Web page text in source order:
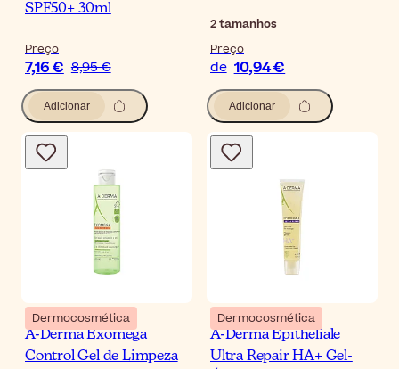
SPF50+ 30ml
Preço
7,16 € 8,95 €
Adicionar
2tamanhos
Preço
de 10,94 €
Adicionar
Dermocosmética
A-Derma Exomega
Control Gel de Limpeza
Dermocosmética
A-Derma Epitheliale
Ultra Repair HA+ Gel-